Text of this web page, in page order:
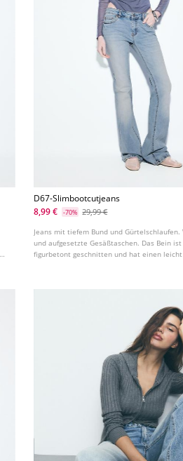
D67-Slimbootcutjeans
8,99 €
-70% 29,99 €
Jeans mit tiefem Bund und Gürtelschlaufen.
und aufgesetzte Gesäßtaschen. Das Bein
figurbetont geschnitten und hat einen